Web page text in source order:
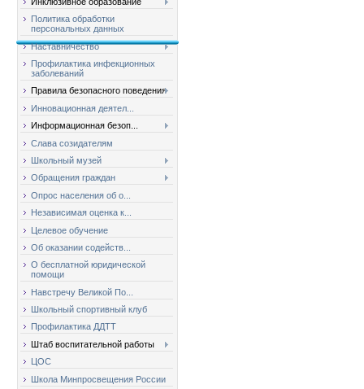
Политика обработки
персональных данных
Наставничество
Профилактика инфекционных
заболеваний
Правила безопасного поведения
Инновационная деятел...
Информационная безоп...
Слава созидателям
Школьный музей
Обращения граждан
Опрос населения об о...
Независимая оценка к...
Целевое обучение
Об оказании содейств...
О бесплатной юридической
помощи
Навстречу Великой По...
Школьный спортивный клуб
Профилактика ДДТТ
Штаб воспитательной работы
ЦОС
Школа Минпросвещения России